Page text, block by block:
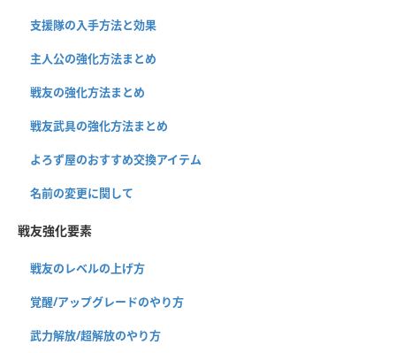
支援隊の入手方法と効果
主人公の強化方法まとめ
戦友の強化方法まとめ
戦友武具の強化方法まとめ
よろず屋のおすすめ交換アイテム
名前の変更に関して
戦友強化要素
戦友のレベルの上げ方
覚醒/アップグレードのやり方
武力解放/超解放のやり方